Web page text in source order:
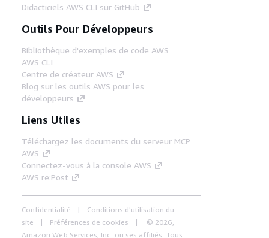
Didacticiels AWS CLI sur GitHub
Outils Pour Développeurs
Bibliothèque d'exemples de code AWS
AWS CLI
Centre de créateur AWS
Blog sur les outils AWS pour les
développeurs
Liens Utiles
Téléchargez les documents du serveur MCP
AWS
Connectez-vous à la console AWS
AWS re:Post
Confidentialité
Conditions d'utilisation du
site
Préférences de cookies
© 2026,
Amazon Web Services, Inc. ou ses affiliés. Tous